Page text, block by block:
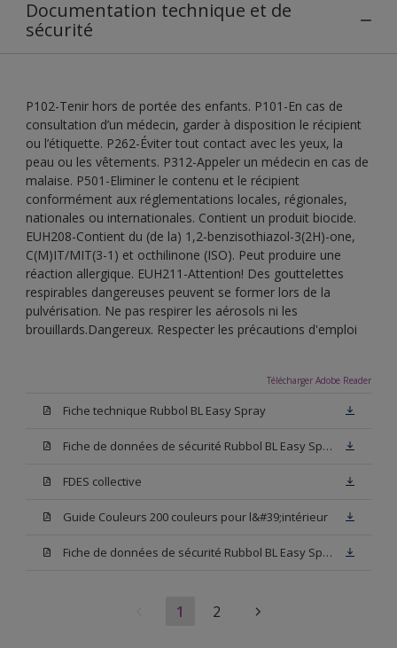
Documentation technique et de
sécurité
P102-Tenir hors de portée des enfants. P101-En cas de
consultation d’un médecin, garder à disposition le récipient
ou l’étiquette. P262-Éviter tout contact avec les yeux, la
peau ou les vêtements. P312-Appeler un médecin en cas de
malaise. P501-Eliminer le contenu et le récipient
conformément aux réglementations locales, régionales,
nationales ou internationales. Contient un produit biocide.
EUH208-Contient du (de la) 1,2-benzisothiazol-3(2H)-one,
C(M)IT/MIT(3-1) et octhilinone (ISO). Peut produire une
réaction allergique. EUH211-Attention! Des gouttelettes
respirables dangereuses peuvent se former lors de la
pulvérisation. Ne pas respirer les aérosols ni les
brouillards.Dangereux. Respecter les précautions d'emploi
Télécharger Adobe Reader
Fiche technique Rubbol BL Easy Spray
Fiche de données de sécurité Rubbol BL Easy Spray Base W05
FDES collective
Guide Couleurs 200 couleurs pour l&#39;intérieur
Fiche de données de sécurité Rubbol BL Easy Spray Blanc
1 2